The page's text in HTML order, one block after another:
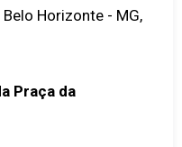
Horizonte - MG,
Praça da